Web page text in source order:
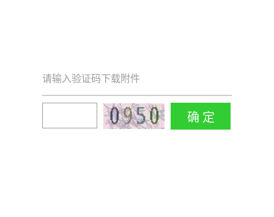
请输入验证码下载附件